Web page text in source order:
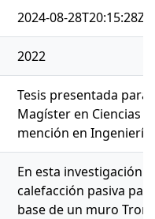
2024-08-28T20:15:28Z
2022
Tesis presentada
Magíster en Ciencias
mención en Ingeniería
En esta investigación
calefacción pasiva
base de un muro